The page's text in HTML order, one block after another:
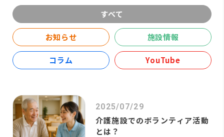
すべて
お知らせ 施設情報
コラム YouTube
2025/07/29
介護施設でのボランティア活動
とは？